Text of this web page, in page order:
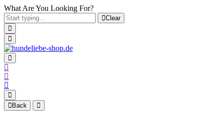
What Are You Looking For?
Clear
Back